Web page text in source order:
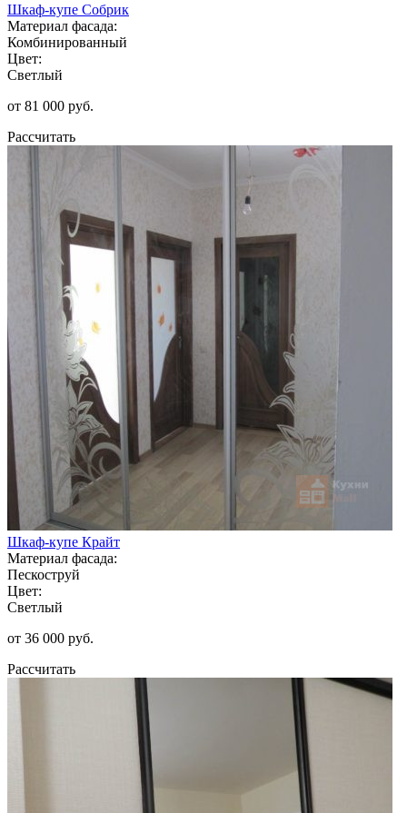
Шкаф-купе Собрик
Материал фасада:
Комбинированный
Цвет:
Светлый
от 81 000 руб.
Рассчитать
Шкаф-купе Крайт
Материал фасада:
Пескоструй
Цвет:
Светлый
от 36 000 руб.
Рассчитать